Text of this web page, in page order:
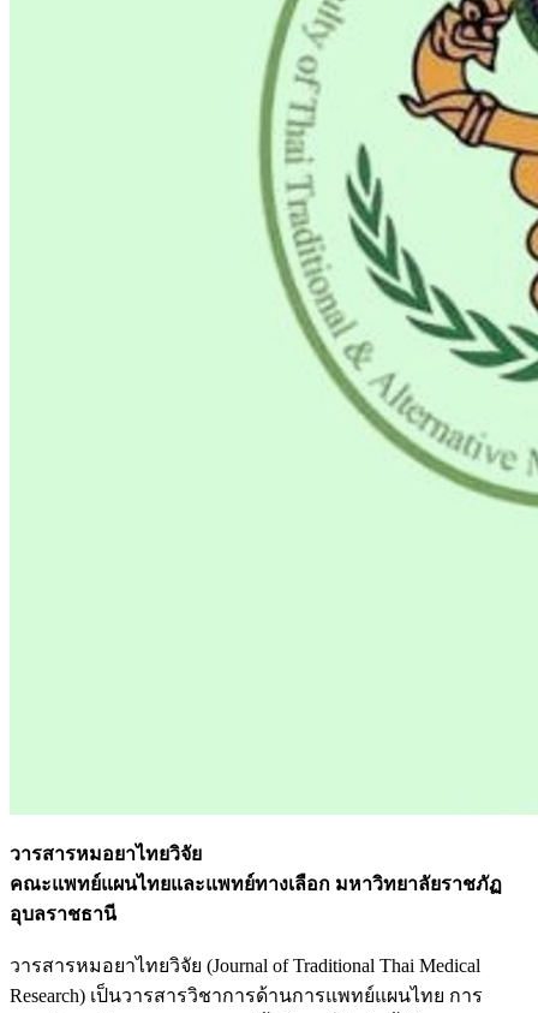
วารสารหมอยาไทยวิจัย
คณะแพทย์แผนไทยและแพทย์ทางเลือก มหาวิทยาลัยราชภัฏ
อุบลราชธานี
วารสารหมอยาไทยวิจัย (Journal of Traditional Thai Medical
Research) เป็นวารสารวิชาการด้านการแพทย์แผนไทย การ